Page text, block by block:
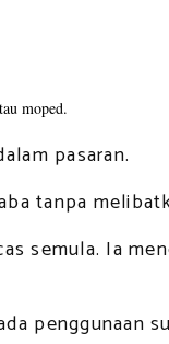
moped.
pasaran.
tanpa
semula. Ia
penggunaan